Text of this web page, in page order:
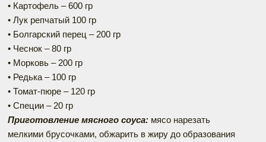
• Картофель – 600 гр
• Лук репчатый 100 гр
• Болгарский перец – 200 гр
• Чеснок – 80 гр
• Морковь – 200 гр
• Редька – 100 гр
• Томат-пюре – 120 гр
• Специи – 20 гр
Приготовление мясного соуса: мясо нарезать
мелкими брусочками, обжарить в жиру до образования